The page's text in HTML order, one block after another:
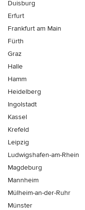
Duisburg
Erfurt
Frankfurt am Main
Fürth
Graz
Halle
Hamm
Heidelberg
Ingolstadt
Kassel
Krefeld
Leipzig
Ludwigshafen-am-Rhein
Magdeburg
Mannheim
Mülheim-an-der-Ruhr
Münster